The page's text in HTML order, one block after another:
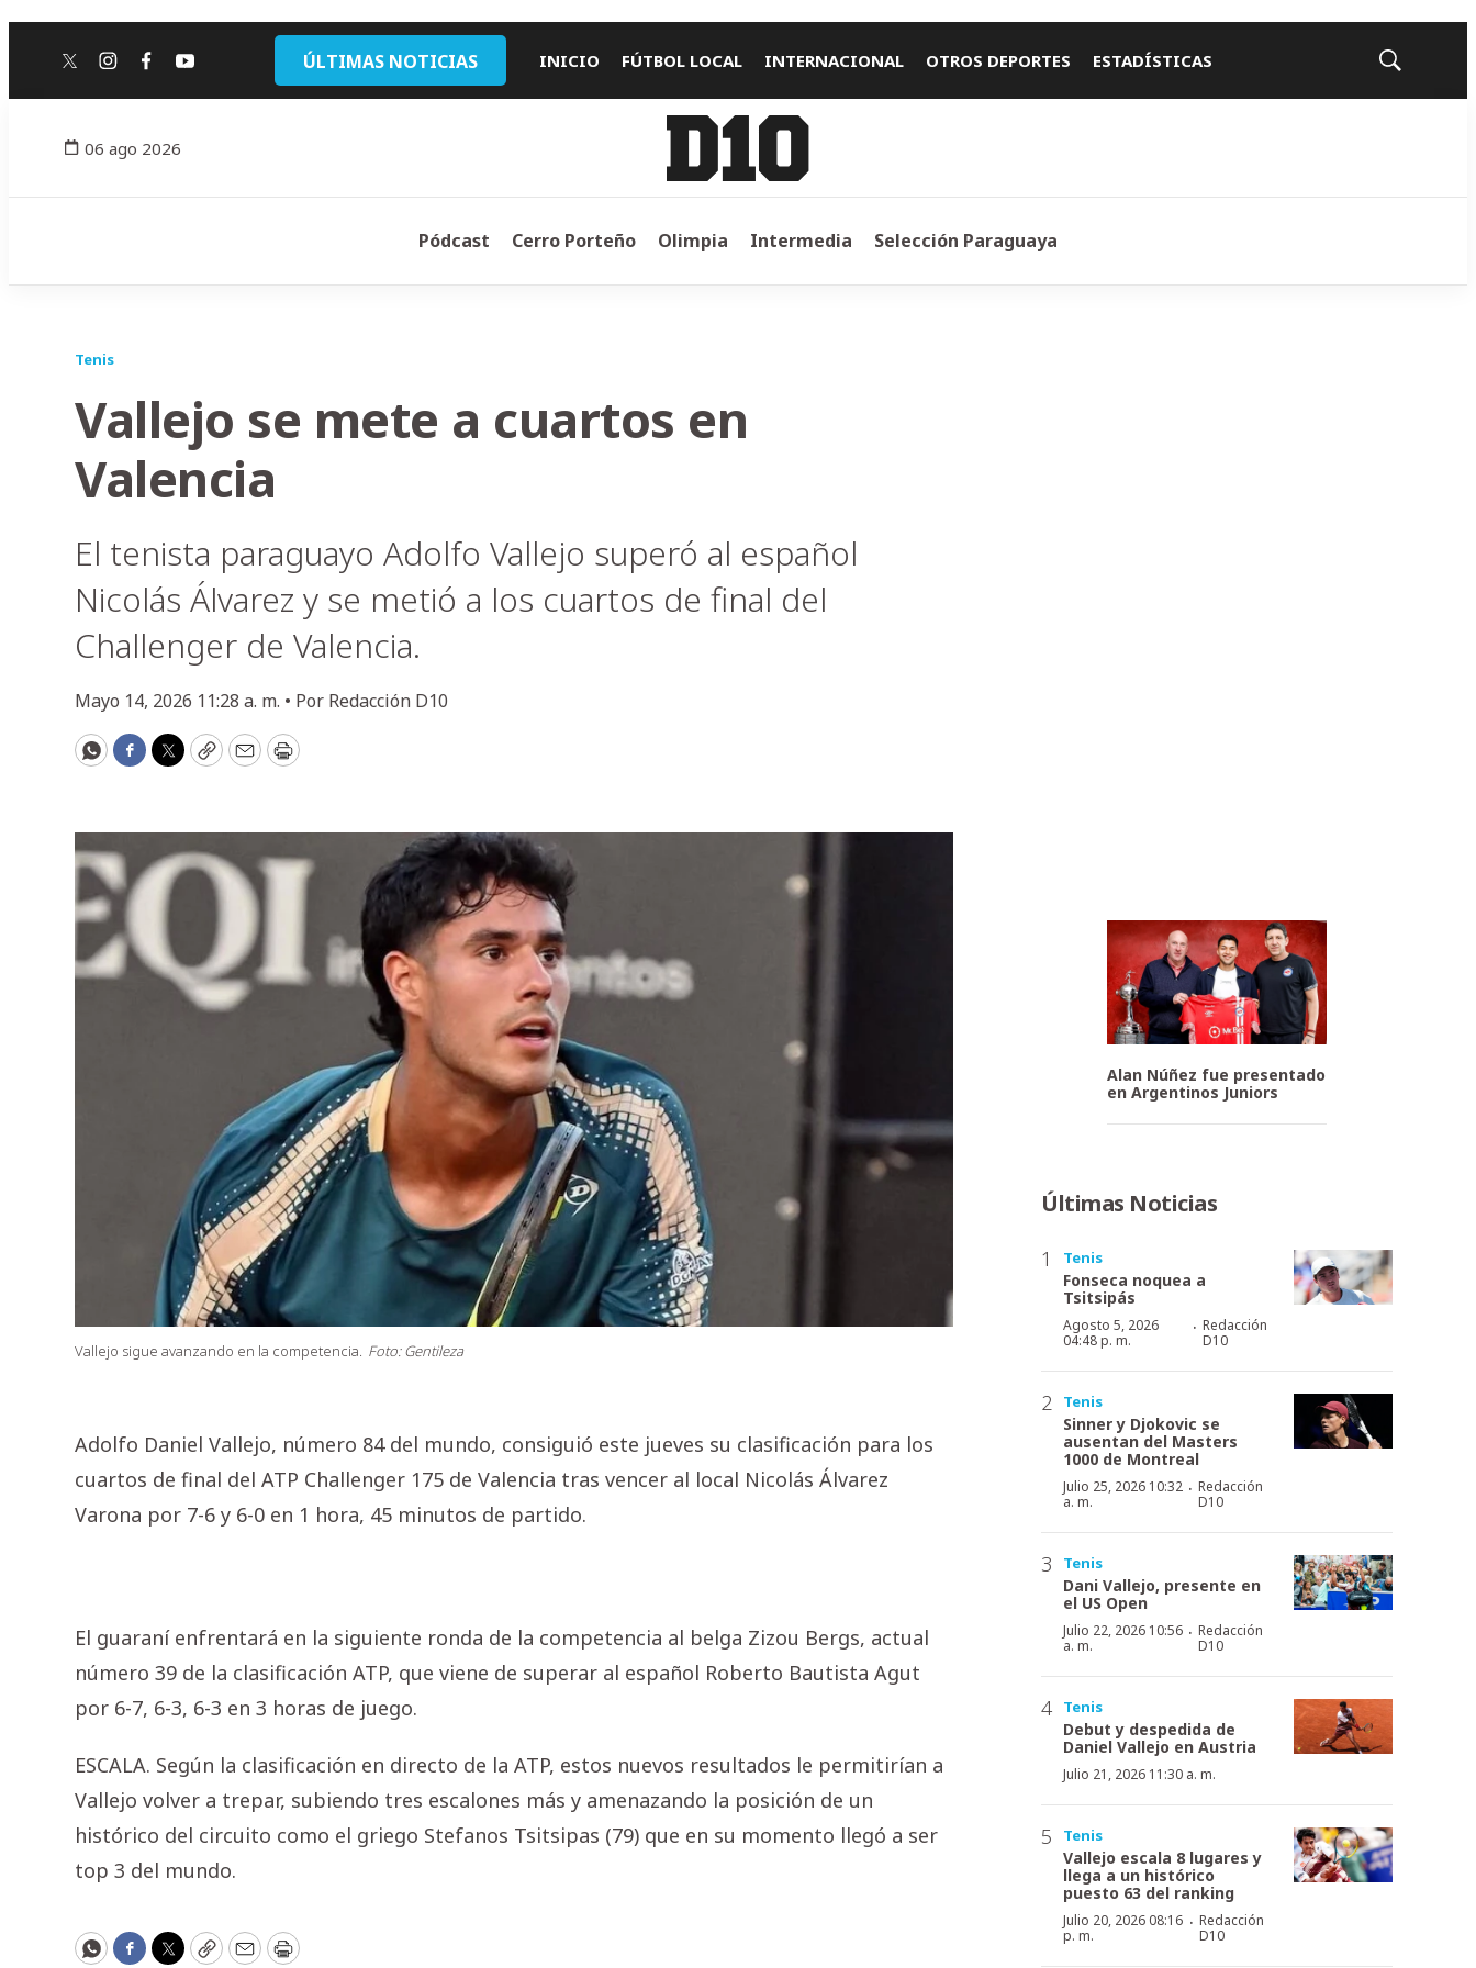
twitterinstagram
facebook
youtube ÚLTIMAS NOTICIAS INICIO FÚTBOL LOCAL INTERNACIONAL OTROS DEPORTES ESTADÍSTICAS
Mostrar
06 ago 2026
Pódcast Cerro Porteño Olimpia Intermedia Selección Paraguaya
Tenis
Vallejo se mete a cuartos en
Valencia
El tenista paraguayo Adolfo Vallejo superó al español
Nicolás Álvarez y se metió a los cuartos de final del
Challenger de Valencia.
Mayo 14, 2026 11:28 a. m. • Por Redacción D10
WhatsApp
Facebook
Twitter
CopyEmailPrint
Vallejo sigue avanzando en la competencia. Foto: Gentileza
Adolfo Daniel Vallejo, número 84 del mundo, consiguió este jueves su clasificación para los
cuartos de final del ATP Challenger 175 de Valencia tras vencer al local Nicolás Álvarez
Varona por 7-6 y 6-0 en 1 hora, 45 minutos de partido.
El guaraní enfrentará en la siguiente ronda de la competencia al belga Zizou Bergs, actual
número 39 de la clasificación ATP, que viene de superar al español Roberto Bautista Agut
por 6-7, 6-3, 6-3 en 3 horas de juego.
ESCALA. Según la clasificación en directo de la ATP, estos nuevos resultados le permitirían a
Vallejo volver a trepar, subiendo tres escalones más y amenazando la posición de un
histórico del circuito como el griego Stefanos Tsitsipas (79) que en su momento llegó a ser
top 3 del mundo.
WhatsApp
Facebook
Twitter
CopyEmailPrint
Alan Núñez fue presentado
en Argentinos Juniors
Últimas Noticias
Tenis
Fonseca noquea a
Tsitsipás
Agosto 5, 2026
04:48 p. m.
· Redacción
D10
Tenis
Sinner y Djokovic se
ausentan del Masters
1000 de Montreal
Julio 25, 2026 10:32
a. m.
·Redacción
D10
Tenis
Dani Vallejo, presente en
el US Open
Julio 22, 2026 10:56
a. m.
·Redacción
D10
Tenis
Debut y despedida de
Daniel Vallejo en Austria
Julio 21, 2026 11:30 a. m.
Tenis
Vallejo escala 8 lugares y
llega a un histórico
puesto 63 del ranking
Julio 20, 2026 08:16
p. m.
· Redacción
D10